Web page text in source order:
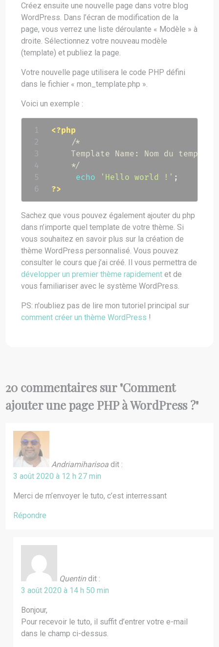
Créez ensuite une nouvelle page dans votre blog
WordPress. Dans l’écran de modification de la
page, vous verrez une liste déroulante « Modèle » à
droite. Sélectionnez votre nouveau modèle
(template) et publiez la page.
Votre nouvelle page utilisera le code PHP défini
dans le fichier « mon_template.php ».
Voici un exemple :
<?php
/*
    Template Name: Nom du template
    */
echo
'Hello world !' ;
?>
Sachez que vous pouvez également ajouter du php
dans n’importe quel template de votre thème. Si
vous souhaitez en savoir plus sur la création de
thème WordPress personnalisé. Vous pouvez
consulter le cours que j’ai créé. Il vous permettra de
développer un premier thème rapidement et de
vous familiariser avec le système WordPress.
PS: n'oubliez pas de lire mon tutoriel principal sur
comment créer un thème WordPress !
20 commentaires sur "Comment
ajouter une page PHP à WordPress ?"
Andriamiharisoa dit :
3 août 2020 à 12 h 27 min
Merci de m’envoyer le tuto, c’est interressant
Répondre
Quentin dit :
3 août 2020 à 14 h 50 min
Bonjour,
Pour recevoir le tuto, il suffit d’entrer votre e-mail
dans le champ ci-dessus.